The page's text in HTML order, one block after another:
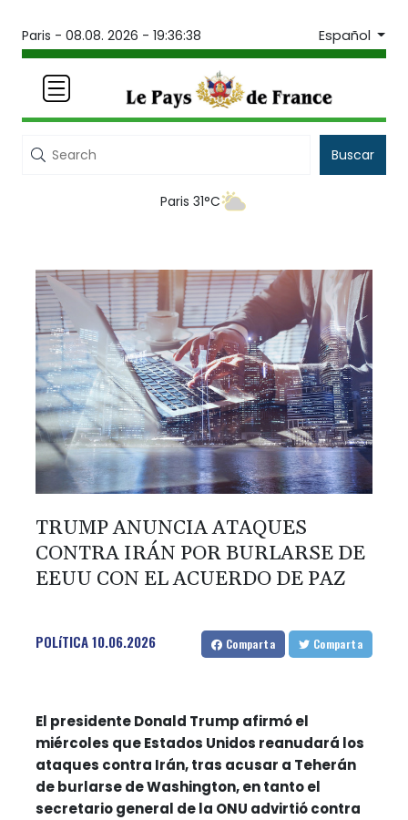
Paris - 08.08. 2026 - 19:36:38 Español
Buscar
Paris 31°C
TRUMP ANUNCIA ATAQUES
CONTRA IRÁN POR BURLARSE DE
EEUU CON EL ACUERDO DE PAZ
POLíTICA10.06.2026 Comparta Comparta
El presidente Donald Trump afirmó el
miércoles que Estados Unidos reanudará los
ataques contra Irán, tras acusar a Teherán
de burlarse de Washington, en tanto el
secretario general de la ONU advirtió contra